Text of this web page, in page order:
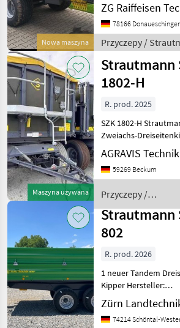
Brantner
Pronar
Pühringer
Fuhrmann
Pokaż
wszystkie
51
MODEL
H
MARKETPLACE
Marketplace
Oferty
dealerów
Ogłoszenia
drobne
Nowa maszyna
500/50-17 Trelleborg
309 2-Leitungs
Druckluftbremse mit
Anhängekupplung 2
Stützfuß mech
78166
Przyczepy /
Maszyna używana
Strautmann
1802-H
R. prod. 2025
SZK 1802-H Strautmann
Zweiachs-
SZK 1802-H Basismaschine
SZK 1802-H
Allgemeine
Bremsachsen (BPW)
2000 m
59269 Beckum
Przyczepy /
Strautmann
Strautmann
802
R. prod. 2026
1 neuer Tandem
Kipper Hersteller:
Strautmann Baujahr: 2026
zul Gesamtgewicht:
Nutzlast: ca. 5200 kg
Zürn
74214 Schöntal-